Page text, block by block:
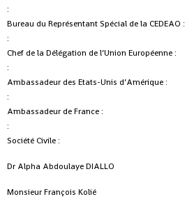
:
Bureau du Représentant Spécial de la CEDEAO :
:
Chef de la Délégation de l’Union Européenne :
:
Ambassadeur des Etats-Unis d’Amérique :
:
Ambassadeur de France :
:
Société Civile :
Dr Alpha Abdoulaye DIALLO
Monsieur François Kolié